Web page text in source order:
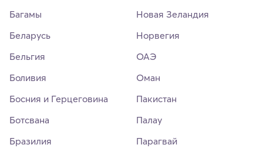
Багамы
Беларусь
Бельгия
Боливия
Босния и Герцеговина
Ботсвана
Бразилия
Новая Зеландия
Норвегия
ОАЭ
Оман
Пакистан
Палау
Парагвай